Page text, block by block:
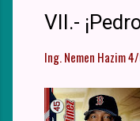
VII.-
Ing. Nemen Hazim4/